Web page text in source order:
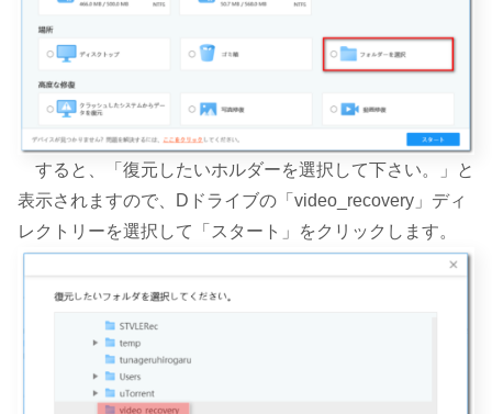
すると、「復元したいホルダーを選択して下さい。」と
表示されますので、Dドライブの「video_recovery」ディ
レクトリーを選択して「スタート」をクリックします。